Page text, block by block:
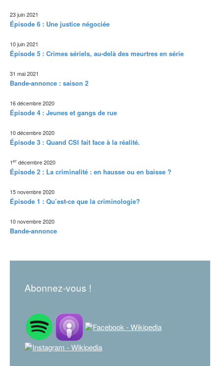
23 juin 2021
Épisode 6 : Une justice négociée
10 juin 2021
Épisode 5 : Crimes sériels, au-delà des meurtres en série
31 mai 2021
Bande-annonce : saison 2
16 décembre 2020
Épisode 4 : Jeunes et gangs de rue
10 décembre 2020
Épisode 3 : Quand CSI fait face à la réalité.
1er décembre 2020
Épisode 2 : La criminalité : en hausse ou en baisse ?
15 novembre 2020
Épisode 1 : Qu’est-ce que la criminologie?
10 novembre 2020
Bande-annonce
Abonnez-vous !